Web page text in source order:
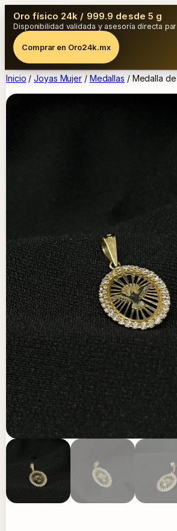
Oro físico 24k / 999.9 desde 5 g
Disponibilidad validada y asesoría directa
Comprar en Oro24k.mx
Inicio /Joyas Mujer / Medallas / Medalla